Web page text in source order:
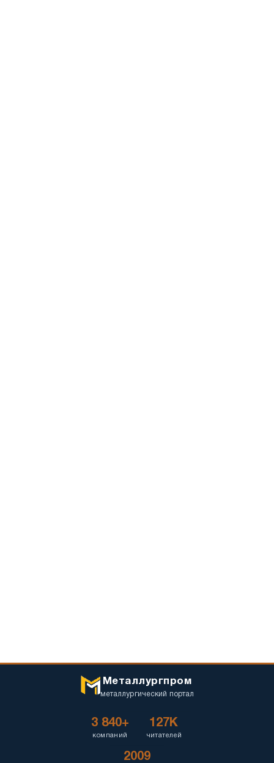
Металлургпром
металлургический портал
3 840+
компаний
127K
читателей
2009